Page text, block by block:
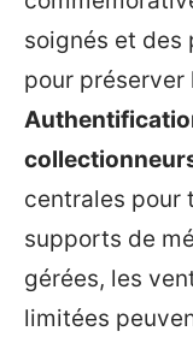
soignés et des
pour préserver
centrales pour
supports de
gérées, les
limitées